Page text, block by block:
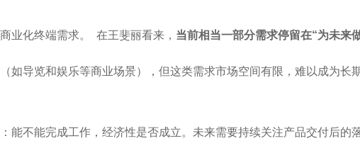
业化终端需求。 在王斐丽看来， 当前相当一部分需求停留在“为未来
如导览和娱乐等商业场景），但这类需求市场空间有限，难以成为
不能完成工作，经济性是否成立。未来需要持续关注产品交付后的